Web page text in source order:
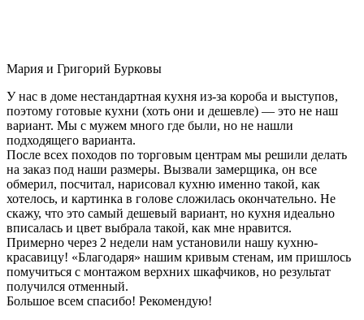
Мария и Григорий Бурковы
У нас в доме нестандартная кухня из-за короба и выступов,
поэтому готовые кухни (хоть они и дешевле) — это не наш
вариант. Мы с мужем много где были, но не нашли
подходящего варианта.
После всех походов по торговым центрам мы решили делать
на заказ под наши размеры. Вызвали замерщика, он все
обмерил, посчитал, нарисовал кухню именно такой, как
хотелось, и картинка в голове сложилась окончательно. Не
скажу, что это самый дешевый вариант, но кухня идеально
вписалась и цвет выбрала такой, как мне нравится.
Примерно через 2 недели нам установили нашу кухню-
красавицу! «Благодаря» нашим кривым стенам, им пришлось
помучиться с монтажом верхних шкафчиков, но результат
получился отменный.
Большое всем спасибо! Рекомендую!